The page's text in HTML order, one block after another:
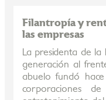
Filantropía y
las empresas
La presidenta de
generación al
abuelo fundó
corporaciones